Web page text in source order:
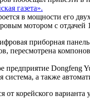
газета».
в мощности его
мотором с отдачей
приборная
пересмотрена
предприятие Dongfeng
система, а также
от корейского